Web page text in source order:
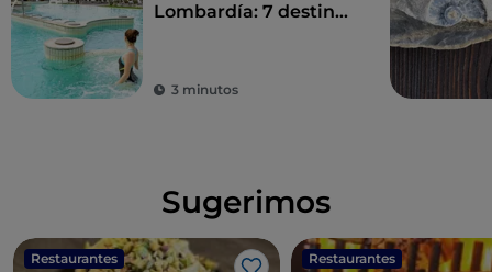
Lombardía: 7 destinos
3 minutos
Sugerimos
Restaurantes Restaurantes